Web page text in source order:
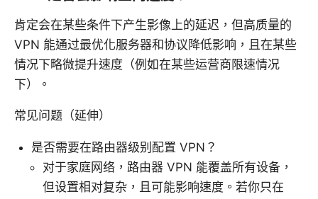
肯定会在某些条件下产生影像上的延迟，但高质量的
VPN 能通过最优化服务器和协议降低影响，且在某些
情况下略微提升速度（例如在某些运营商限速情况
下）。
常见问题（延伸）
是否需要在路由器级别配置 VPN？
对于家庭网络，路由器 VPN 能覆盖所有设备，
但设置相对复杂，且可能影响速度。若你只在